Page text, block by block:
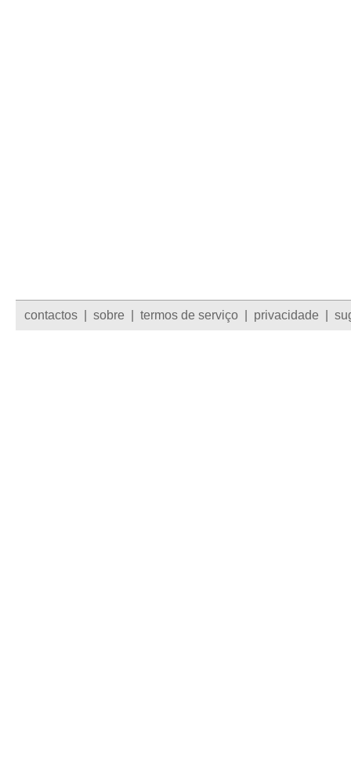
contactos sobre termos de serviço privacidade